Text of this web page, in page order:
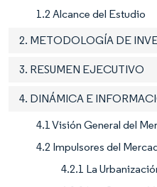
1.2 Alcance del Estudio
2. METODOLOGÍA DE
3. RESUMEN EJECUTIVO
4. DINÁMICA E
4.1 Visión General del
4.2 Impulsores del
4.2.1 La